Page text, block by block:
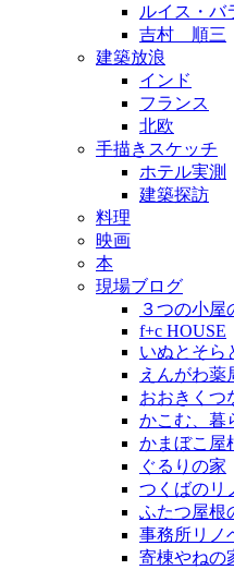
ルイス・バ
吉村 順三
建築放浪
インド
フランス
北欧
手描きスケッチ
ホテル実測
建築探訪
料理
映画
本
現場ブログ
３つの小屋
f+c HOUSE
いぬとそら
えんがわ薬
おおきくつ
かこむ、暮
かまぼこ屋
ぐるりの家
つくばのリ
ふたつ屋根
事務所リノ
寄棟やねの